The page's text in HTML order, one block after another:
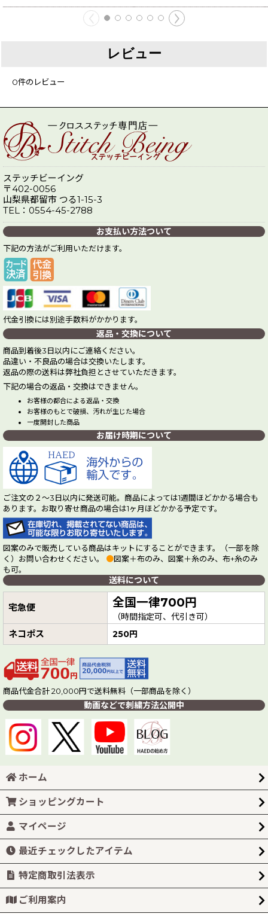
レビュー
0件のレビュー
ステッチビーイング
〒402-0056
山梨県都留市 つる1-15-3
TEL：0554-45-2788
お支払い方法ついて
下記の方法がご利用いただけます。
代金引換には別途手数料がかかります。
返品・交換について
商品到着後3日以内にご連絡ください。
品違い・不良品の場合は交換いたします。
返品の際の送料は弊社負担とさせていただきます。
下記の場合の返品・交換はできません。
お客様の都合による返品・交換
お客様のもとで破損、汚れが生じた場合
一度開封した商品
お届け時期について
ご注文の２～3日以内に発送可能。商品によっては1週間ほどかかる場合も
あります。お取り寄せ商品の場合は1ヶ月ほどかかる予定です。
図案のみで販売している商品はキットにすることができます。（一部を除
く）お問い合わせください。 ●図案＋布のみ、図案＋糸のみ、布+糸のみ
も可。
送料について
宅急便 全国一律700円
（時間指定可、代引き可）
ネコポス 250円
商品代金合計 20,000円で送料無料（一部商品を除く）
動画などで刺繍方法公開中
ホーム
ショッピングカート
マイページ
最近チェックしたアイテム
特定商取引法表示
ご利用案内